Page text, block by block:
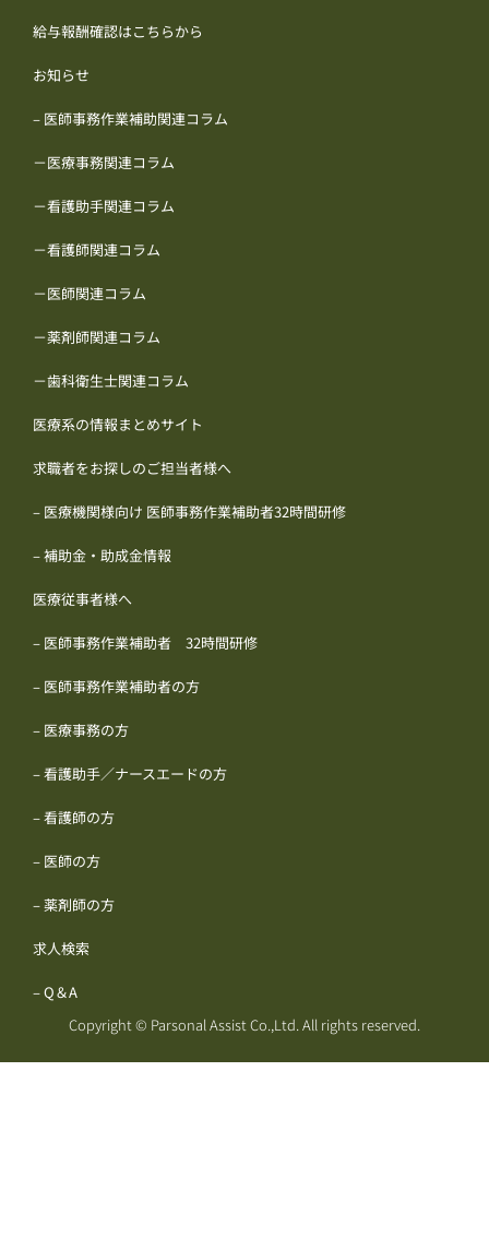
給与報酬確認はこちらから
お知らせ
– 医師事務作業補助関連コラム
－医療事務関連コラム
－看護助手関連コラム
－看護師関連コラム
－医師関連コラム
－薬剤師関連コラム
－歯科衛生士関連コラム
医療系の情報まとめサイト
求職者をお探しのご担当者様へ
– 医療機関様向け 医師事務作業補助者32時間研修
– 補助金・助成金情報
医療従事者様へ
– 医師事務作業補助者 32時間研修
– 医師事務作業補助者の方
– 医療事務の方
– 看護助手／ナースエードの方
– 看護師の方
– 医師の方
– 薬剤師の方
求人検索
– Q＆A
Copyright © Parsonal Assist Co.,Ltd. All rights reserved.